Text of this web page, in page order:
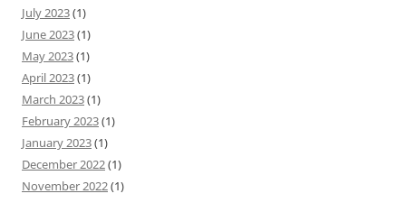
July 2023(1)
June 2023(1)
May 2023(1)
April 2023(1)
March 2023(1)
February 2023(1)
January 2023(1)
December 2022(1)
November 2022(1)